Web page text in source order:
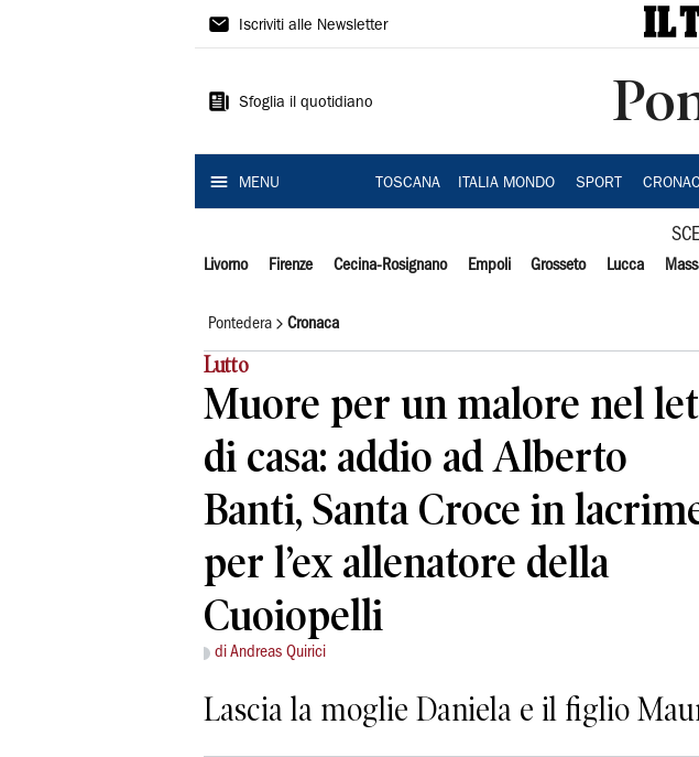
Il
Iscriviti alle Newsletter
Sfoglia il quotidiano
MENU TOSCANA ITALIA MONDO SPORT
Livorno Firenze Cecina-Rosignano Empoli Grosseto Lucca
Pontedera Cronaca
Lutto
Muore per un malore nel
di casa: addio ad Alberto
Banti, Santa Croce in
per l’ex allenatore della
Cuoiopelli
di Andreas Quirici
Lascia la moglie Daniela e il figlio